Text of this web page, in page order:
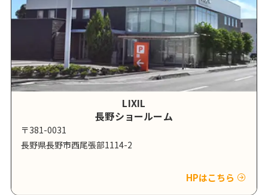
LIXIL
長野ショールーム
〒381-0031
長野県長野市西尾張部1114-2
HPはこちら